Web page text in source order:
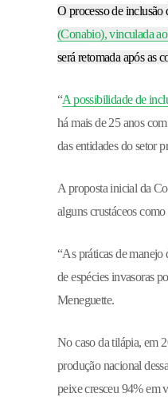
O processo de inclusão
(Conabio), vinculada
será retomada após as
“A possibilidade de
há mais de 25 anos
das entidades do setor
A proposta inicial da
alguns crustáceos
“As práticas de manejo
de espécies invasoras
Meneguette.
No caso da tilápia, em
produção nacional
peixe cresceu 94% em